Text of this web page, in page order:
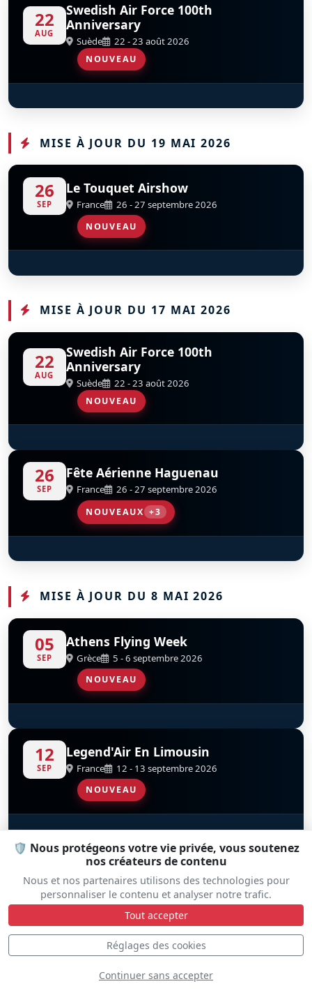
🛡️ Nous protégeons votre vie privée, vous soutenez
nos créateurs de contenu
Nous et nos partenaires utilisons des technologies pour
personnaliser le contenu et analyser notre trafic.
Tout accepter
Réglages des cookies
Continuer sans accepter
22
AUG
Swedish Air Force 100th
Anniversary
Suède 22 - 23 août 2026
NOUVEAU
D
Red Arrows
MISE À JOUR DU 19 MAI 2026
26
SEP
Le Touquet Airshow
France 26 - 27 septembre 2026
NOUVEAU
D
Red Arrows
MISE À JOUR DU 17 MAI 2026
22
AUG
Swedish Air Force 100th
Anniversary
Suède 22 - 23 août 2026
NOUVEAU
S D
F-86 Sabre
F-AYSB
26
SEP
Fête Aérienne Haguenau
France 26 - 27 septembre 2026
NOUVEAUX +3
D
TF-51 Mustang D
Pitts S-2A D
H145 Dragon
MISE À JOUR DU 8 MAI 2026
05
SEP
Athens Flying Week
Grèce 5 - 6 septembre 2026
NOUVEAU
Parachutistes De L’AAE
12
SEP
Legend'Air En Limousin
France 12 - 13 septembre 2026
NOUVEAU
SEP
Le Touquet Airshow
France 26 - 27 septembre 2026
NOUVEAU
Patrouille De France
Breizh Airshow